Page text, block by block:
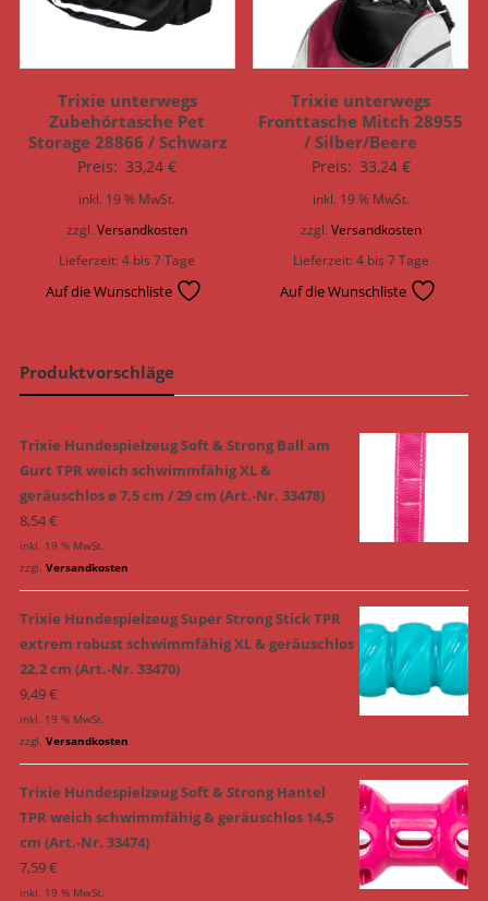
Trixie unterwegs
Zubehörtasche Pet
Storage 28866 / Schwarz
Preis: 33,24€
inkl. 19 % MwSt.
zzgl.Versandkosten
Lieferzeit:4 bis 7 Tage
Auf die Wunschliste
Trixie unterwegs
Fronttasche Mitch 28955
/ Silber/Beere
Preis: 33,24 €
inkl. 19 % MwSt.
zzgl. Versandkosten
Lieferzeit:4 bis 7 Tage
Auf die Wunschliste
Produktvorschläge
Trixie Hundespielzeug Soft & Strong Ball am
Gurt TPR weich schwimmfähig XL &
geräuschlos ø 7,5 cm / 29 cm (Art.-Nr. 33478)
8,54€
inkl. 19 % MwSt.
zzgl. Versandkosten
Trixie Hundespielzeug Super Strong Stick TPR
extrem robust schwimmfähig XL & geräuschlos
22,2 cm (Art.-Nr. 33470)
9,49€
inkl. 19 % MwSt.
zzgl. Versandkosten
Trixie Hundespielzeug Soft & Strong Hantel
TPR weich schwimmfähig & geräuschlos 14,5
cm (Art.-Nr. 33474)
7,59€
inkl. 19 % MwSt.